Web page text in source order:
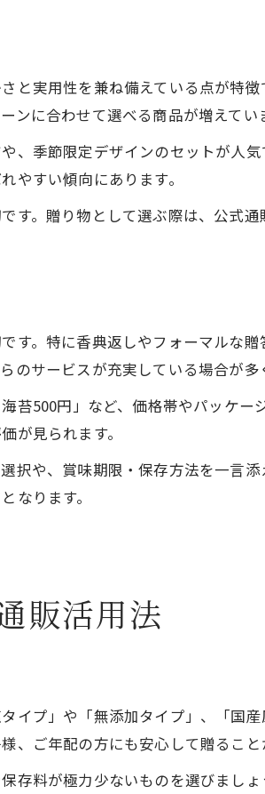
と実用性を兼ね備えている点が特
に合わせて選べる商品が増えてい
、季節限定デザインのセットが人
やすい傾向にあります。
す。贈り物として選ぶ際は、公式
す。特に香典返しやフォーマルな
サービスが充実している場合が多
苔500円」など、価格帯やパッケー
が見られます。
択や、賞味期限・保存方法を一言
なります。
販活用法
イプ」や「無添加タイプ」、「国
ご年配の方にも安心して贈ること
存料が極力少ないものを選びまし